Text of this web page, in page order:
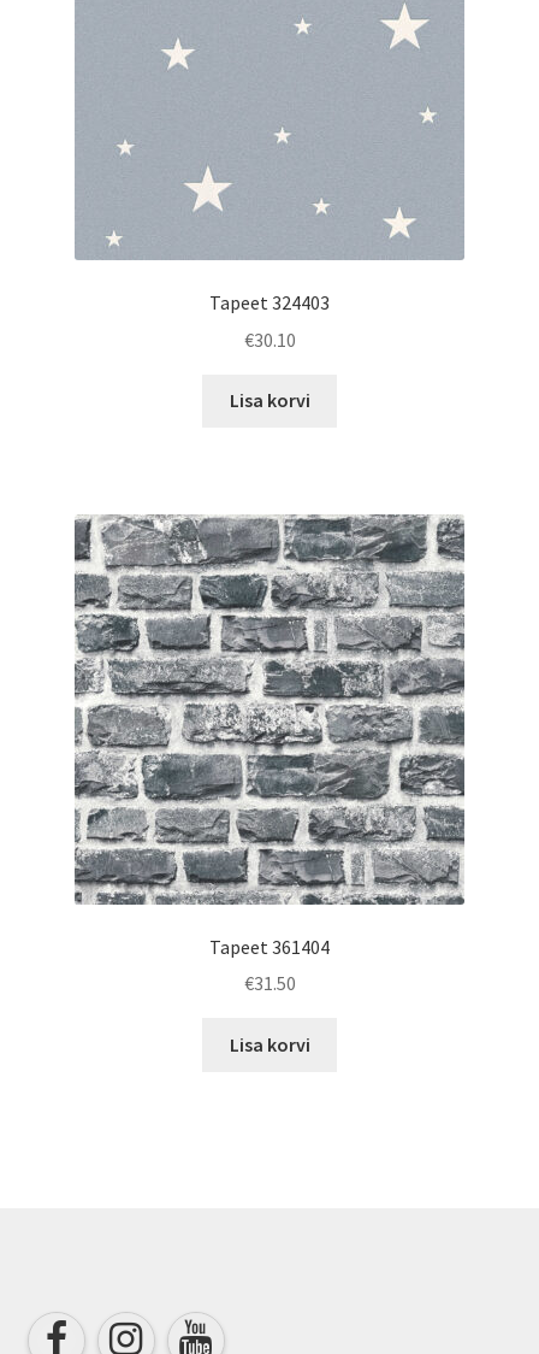
Tapeet 324403
€30.10
Lisa korvi
Tapeet 361404
€31.50
Lisa korvi